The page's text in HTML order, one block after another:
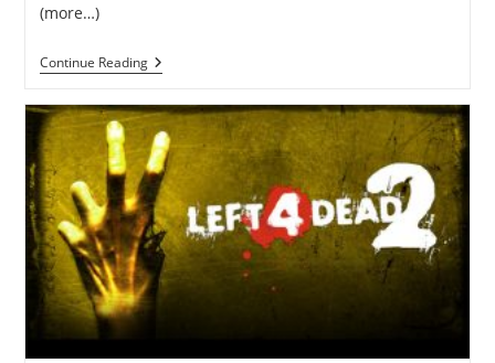
(more…)
Continue ReadingDiablo
Immortal:
Nge-
Game
Sambil
Santai
&
Tips
Biar
Nggak
Keteteran!